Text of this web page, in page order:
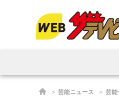
芸能ニュース 芸能